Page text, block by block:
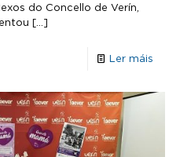
do Concello de Verín,
[…]
Ler máis